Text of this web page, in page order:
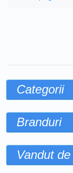
Categorii
Branduri
Vandut de